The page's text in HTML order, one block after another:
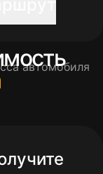
автомобиля